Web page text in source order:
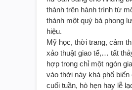
thành trên hành trình từ
thành một quý bà phong
hiệu.
Mỹ học, thời trang, cảm
xảo thuật giao tế,… tất
hợp trong chỉ một ngón
vào thời này khá phổ biến
cuối tuần, hò hẹn hay lễ